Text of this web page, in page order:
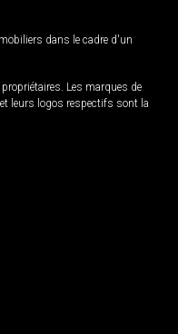
dans le cadre d'un
Les marques de
leurs logos respectifs sont la